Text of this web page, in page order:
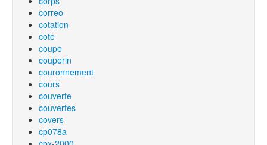
correo
cotation
cote
coupe
couperin
couronnement
cours
couverte
couvertes
covers
cp078a